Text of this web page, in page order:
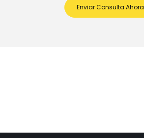
Enviar Consulta Ahora